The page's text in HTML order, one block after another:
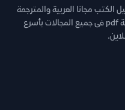
الكتب مجانا العربية والمترجمة
والروايات والقصص وغيرها من كتب مجانية pdf فى جميع المجالات بأسرع